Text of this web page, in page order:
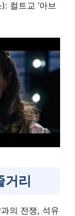
컬트교 ‘아브
거리
의 전쟁, 석유